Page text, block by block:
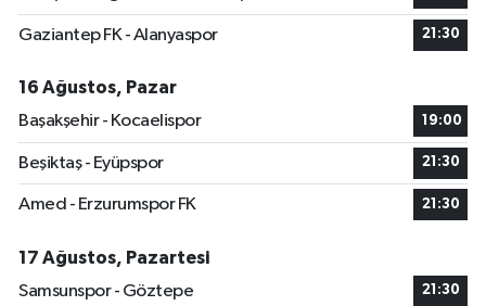
Gaziantep FK - Alanyaspor 21:30
16 Ağustos, Pazar
Başakşehir - Kocaelispor
19:00
Beşiktaş - Eyüpspor 21:30
Amed - Erzurumspor FK 21:30
17 Ağustos, Pazartesi
Samsunspor - Göztepe
21:30